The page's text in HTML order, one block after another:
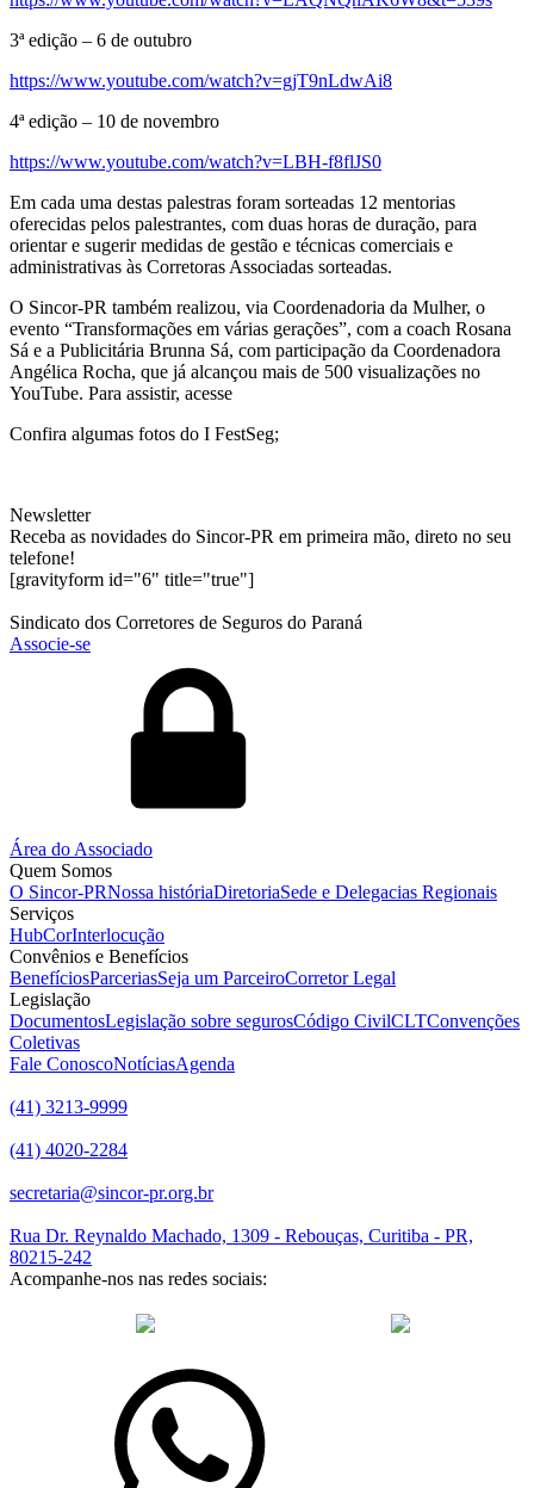
3ª edição – 6 de outubro
https://www.youtube.com/watch?v=gjT9nLdwAi8
4ª edição – 10 de novembro
https://www.youtube.com/watch?v=LBH-f8flJS0
Em cada uma destas palestras foram sorteadas 12 mentorias
oferecidas pelos palestrantes, com duas horas de duração, para
orientar e sugerir medidas de gestão e técnicas comerciais e
administrativas às Corretoras Associadas sorteadas.
O Sincor-PR também realizou, via Coordenadoria da Mulher, o
evento “Transformações em várias gerações”, com a coach Rosana
Sá e a Publicitária Brunna Sá, com participação da Coordenadora
Angélica Rocha, que já alcançou mais de 500 visualizações no
YouTube. Para assistir, acesse
Confira algumas fotos do I FestSeg;
Newsletter
Receba as novidades do Sincor-PR em primeira mão, direto no seu
telefone!
[gravityform id="6" title="true"]
Sindicato dos Corretores de Seguros do Paraná
Associe-se
Área do Associado
Quem Somos
O Sincor-PRNossa históriaDiretoriaSede e Delegacias Regionais
Serviços
HubCorInterlocução
Convênios e Benefícios
BenefíciosParceriasSeja um ParceiroCorretor Legal
Legislação
DocumentosLegislação sobre segurosCódigo CivilCLTConvenções
Coletivas
Fale ConoscoNotíciasAgenda
(41) 3213-9999
(41) 4020-2284
secretaria@sincor-pr.org.br
Rua Dr. Reynaldo Machado, 1309 - Rebouças, Curitiba - PR,
80215-242
Acompanhe-nos nas redes sociais: